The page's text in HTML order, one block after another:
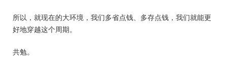
所以，就现在的大环境，我们多省点钱、多存点钱，我们就能更
好地穿越这个周期。
共勉。